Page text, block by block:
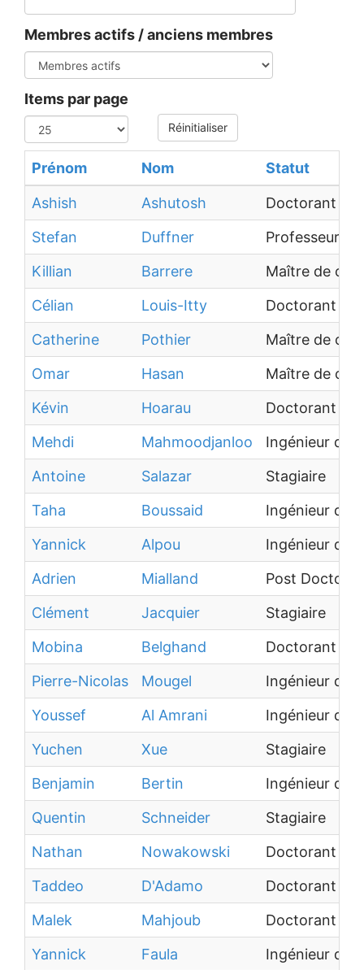
Membres actifs / anciens membres
Items par page
Réinitialiser
Prénom Nom Statut
Ashish Ashutosh
Doctorant
Stefan
Duffner
Professeur
Killian
Barrere
Maître de
Célian
Louis-Itty
Doctorant
Catherine
Pothier
Maître de
Omar
Hasan
Maître de
Kévin
Hoarau
Doctorant
Mehdi
Mahmoodjanloo
Ingénieur de
Antoine
Salazar
Stagiaire
Taha
Boussaid
Ingénieur
Yannick
Alpou
Ingénieur
Adrien
Mialland
Post
Clément
Jacquier
Stagiaire
Mobina
Belghand
Doctorant
Pierre-Nicolas
Mougel
Ingénieur de
Youssef
Al Amrani
Ingénieur de
Yuchen
Xue
Stagiaire
Benjamin
Bertin
Ingénieur de
Quentin
Schneider
Stagiaire
Nathan
Nowakowski
Doctorant
Taddeo
D'Adamo
Doctorant
Malek
Mahjoub
Doctorant
Yannick
Faula
Ingénieur de